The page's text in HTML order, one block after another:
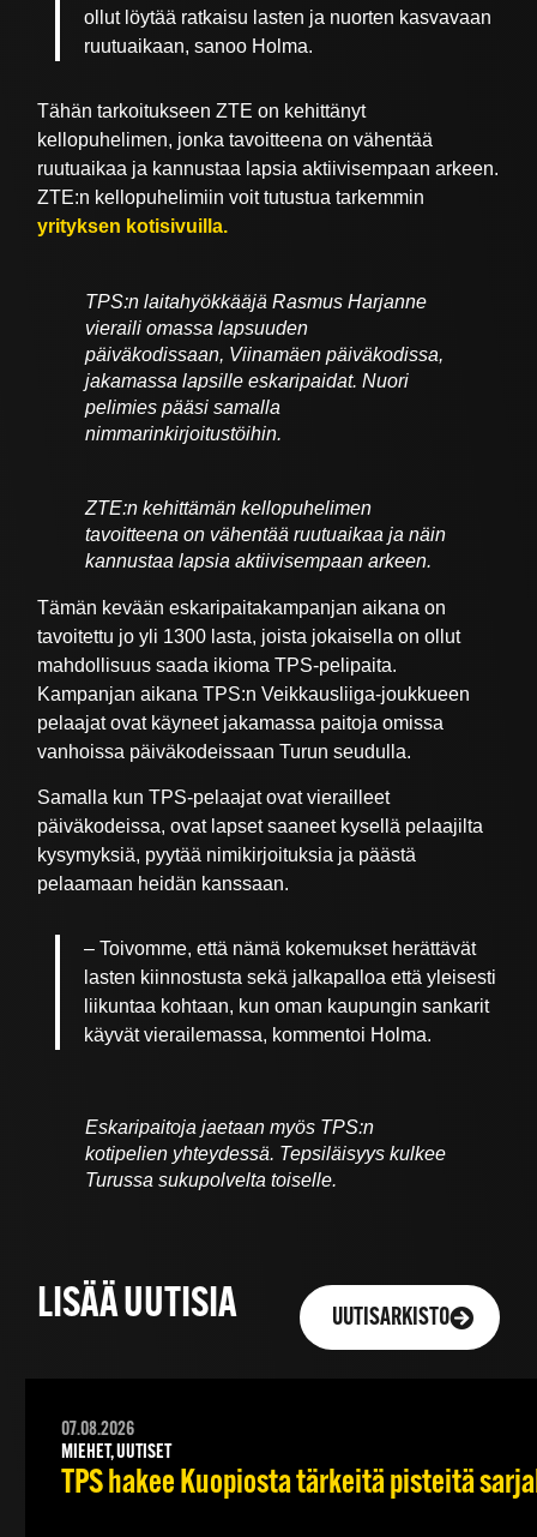
ollut löytää ratkaisu lasten ja nuorten kasvavaan
ruutuaikaan, sanoo Holma.
Tähän tarkoitukseen ZTE on kehittänyt
kellopuhelimen, jonka tavoitteena on vähentää
ruutuaikaa ja kannustaa lapsia aktiivisempaan arkeen.
ZTE:n kellopuhelimiin voit tutustua tarkemmin
yrityksen kotisivuilla.
TPS:n laitahyökkääjä Rasmus Harjanne
vieraili omassa lapsuuden
päiväkodissaan, Viinamäen päiväkodissa,
jakamassa lapsille eskaripaidat. Nuori
pelimies pääsi samalla
nimmarinkirjoitustöihin.
ZTE:n kehittämän kellopuhelimen
tavoitteena on vähentää ruutuaikaa ja näin
kannustaa lapsia aktiivisempaan arkeen.
Tämän kevään eskaripaitakampanjan aikana on
tavoitettu jo yli 1300 lasta, joista jokaisella on ollut
mahdollisuus saada ikioma TPS-pelipaita.
Kampanjan aikana TPS:n Veikkausliiga-joukkueen
pelaajat ovat käyneet jakamassa paitoja omissa
vanhoissa päiväkodeissaan Turun seudulla.
Samalla kun TPS-pelaajat ovat vierailleet
päiväkodeissa, ovat lapset saaneet kysellä pelaajilta
kysymyksiä, pyytää nimikirjoituksia ja päästä
pelaamaan heidän kanssaan.
– Toivomme, että nämä kokemukset herättävät
lasten kiinnostusta sekä jalkapalloa että yleisesti
liikuntaa kohtaan, kun oman kaupungin sankarit
käyvät vierailemassa, kommentoi Holma.
Eskaripaitoja jaetaan myös TPS:n
kotipelien yhteydessä. Tepsiläisyys kulkee
Turussa sukupolvelta toiselle.
LISÄÄ UUTISIA UUTISARKISTO
07.08.2026
MIEHET, UUTISET
TPS hakee Kuopiosta tärkeitä pisteitä